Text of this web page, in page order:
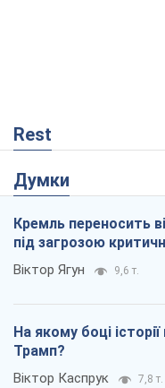
Rest
Думки
Кремль переносить
під загрозою
Віктор Ягун 9,6 т.
На якому боці
Трамп?
Віктор Каспрук 7,8 т.